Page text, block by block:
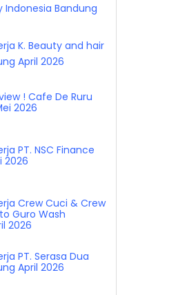
Indonesia Bandung
K. Beauty and hair
April 2026
! Cafe De Ruru
2026
PT. NSC Finance
2026
Crew Cuci & Crew
Guro Wash
2026
PT. Serasa Dua
April 2026